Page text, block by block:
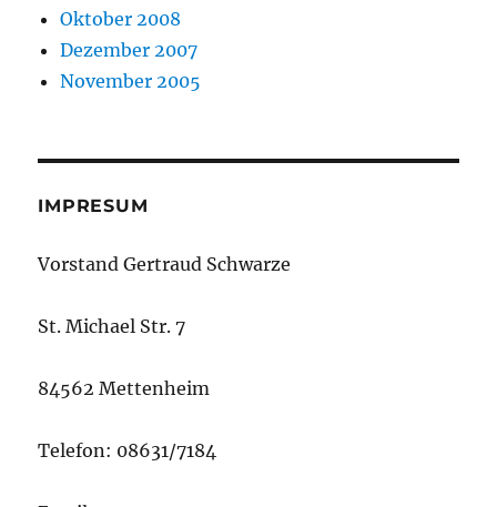
Oktober 2008
Dezember 2007
November 2005
IMPRESUM
Vorstand Gertraud Schwarze
St. Michael Str. 7
84562 Mettenheim
Telefon: 08631/7184